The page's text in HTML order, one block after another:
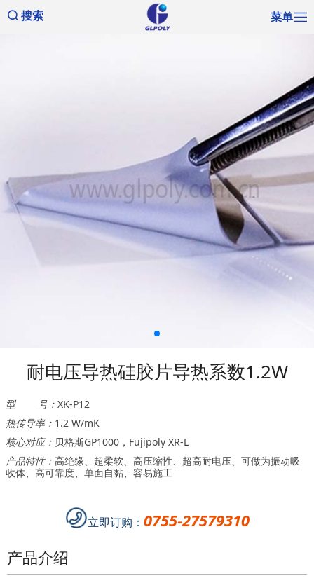
搜索 菜单
耐电压导热硅胶片导热系数1.2W
型 号： XK-P12
热传导率： 1.2 W/mK
核心对应： 贝格斯GP1000，Fujipoly XR-L
产品特性： 高绝缘、超柔软、高压缩性、超高耐电压、可做为振动吸
收体、高可靠度、单面自黏、容易施工
立即订购： 0755-27579310
产品介绍